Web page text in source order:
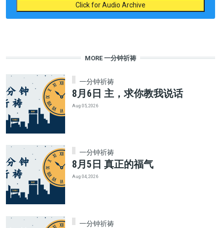
Click for Audio Archive
MORE 一分钟祈祷
一分钟祈祷
8月6日 主，求你教我说话
Aug 05, 2026
一分钟祈祷
8月5日 真正的福气
Aug 04, 2026
一分钟祈祷